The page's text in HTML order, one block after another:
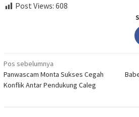
Post Views: 608
Navigasi
pos
Pos sebelumnya
Panwascam Monta Sukses Cegah
Konflik Antar Pendukung Caleg